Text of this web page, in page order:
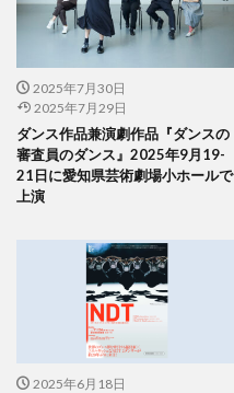
2025年7月30日
2025年7月29日
ダンス作品兼演劇作品『ダンスの
審査員のダンス』2025年9月19-
21日に愛知県芸術劇場小ホールで
上演
2025年6月18日